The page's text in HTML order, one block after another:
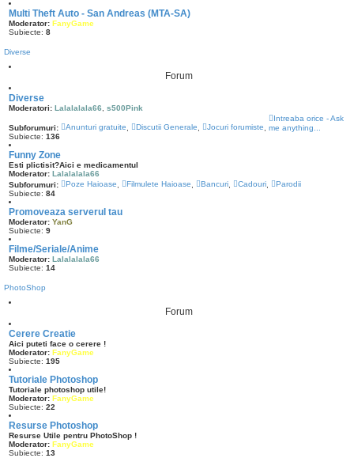
Multi Theft Auto - San Andreas (MTA-SA)
Moderator: FanyGame
Subiecte: 8
Diverse
Forum
Diverse
Moderatori: Lalalalala66 s500Pink
Subforumuri: Anunturi gratuite Discutii Generale Jocuri forumiste
Intreaba orice - Ask
me anything...
Subiecte: 136
Funny Zone
Esti plictisit?Aici e medicamentul
Moderator: Lalalalala66
Subforumuri:
Poze Haioase Filmulete Haioase Bancuri Cadouri
Parodii
Subiecte: 84
Promoveaza serverul tau
Moderator: YanG
Subiecte: 9
Filme/Seriale/Anime
Moderator: Lalalalala66
Subiecte: 14
PhotoShop
Forum
Cerere Creatie
Aici puteti face o cerere !
Moderator: FanyGame
Subiecte: 195
Tutoriale Photoshop
Tutoriale photoshop utile!
Moderator: FanyGame
Subiecte: 22
Resurse Photoshop
Resurse Utile pentru PhotoShop !
Moderator: FanyGame
Subiecte: 13